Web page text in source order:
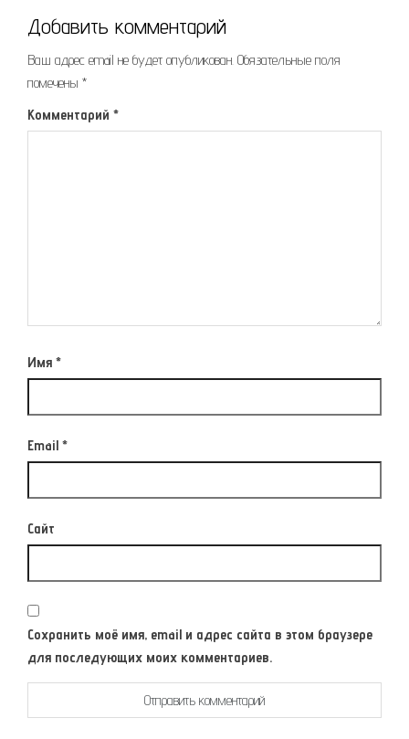
Добавить комментарий
Ваш адрес email не будет опубликован. Обязательные поля
помечены *
Комментарий *
Имя *
Email *
Сайт
Сохранить моё имя, email и адрес сайта в этом браузере
для последующих моих комментариев.